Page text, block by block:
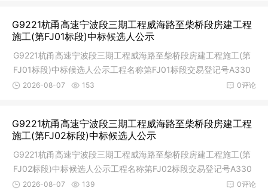
G9221杭甬高速宁波段三期工程威海路至柴桥段房建工程
施工(第FJ01标段)中标候选人公示
G9221杭甬高速宁波段三期工程威海路至柴桥段房建工程施工(第
FJ01标段)中标候选人公示工程名称第FJ01标段交易登记号A330
201022002
0评论
2026-08-07 153
G9221杭甬高速宁波段三期工程威海路至柴桥段房建工程
施工(第FJ02标段)中标候选人公示
G9221杭甬高速宁波段三期工程威海路至柴桥段房建工程施工(第
FJ02标段)中标候选人公示工程名称第FJ02标段交易登记号A330
201022002
0评论
2026-08-07 139